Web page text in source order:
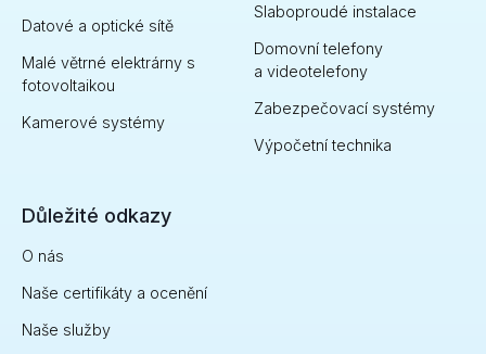
Datové a optické sítě
Malé větrné elektrárny s
fotovoltaikou
Kamerové systémy
Slaboproudé instalace
Domovní telefony
a videotelefony
Zabezpečovací systémy
Výpočetní technika
Důležité odkazy
O nás
Naše certifikáty a ocenění
Naše služby